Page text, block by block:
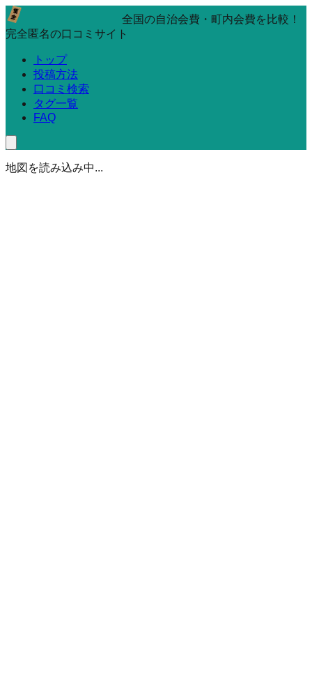
全国の自治会費・町内会費を比較！
完全匿名の口コミサイト
トップ
投稿方法
口コミ検索
タグ一覧
FAQ
地図を読み込み中...